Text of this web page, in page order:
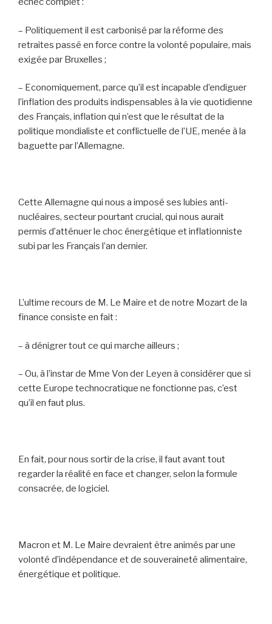
– Politiquement il est carbonisé par la réforme des
retraites passé en force contre la volonté populaire, mais
exigée par Bruxelles ;
– Economiquement, parce qu’il est incapable d’endiguer
l’inflation des produits indispensables à la vie quotidienne
des Français, inflation qui n’est que le résultat de la
politique mondialiste et conflictuelle de l’UE, menée à la
baguette par l’Allemagne.
Cette Allemagne qui nous a imposé ses lubies anti-
nucléaires, secteur pourtant crucial, qui nous aurait
permis d’atténuer le choc énergétique et inflationniste
subi par les Français l’an dernier.
L’ultime recours de M. Le Maire et de notre Mozart de la
finance consiste en fait :
– à dénigrer tout ce qui marche ailleurs ;
– Ou, à l’instar de Mme Von der Leyen à considérer que si
cette Europe technocratique ne fonctionne pas, c’est
qu’il en faut plus.
En fait, pour nous sortir de la crise, il faut avant tout
regarder la réalité en face et changer, selon la formule
consacrée, de logiciel.
Macron et M. Le Maire devraient être animés par une
volonté d’indépendance et de souveraineté alimentaire,
énergétique et politique.